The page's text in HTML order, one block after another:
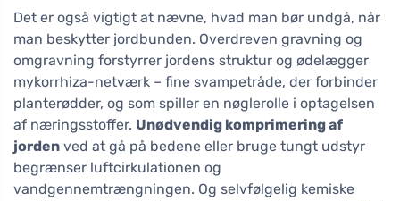
Det er også vigtigt at nævne, hvad man bør undgå, når
man beskytter jordbunden. Overdreven gravning og
omgravning forstyrrer jordens struktur og ødelægger
mykorrhiza-netværk – fine svampetråde, der forbinder
planterødder, og som spiller en nøglerolle i optagelsen
af næringsstoffer. Unødvendig komprimering af
jorden ved at gå på bedene eller bruge tungt udstyr
begrænser luftcirkulationen og
vandgennemtrængningen. Og selvfølgelig kemiske